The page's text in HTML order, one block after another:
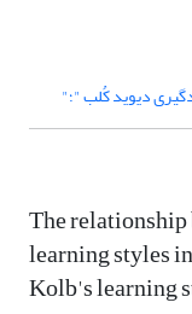
دیوید کُلب "؛"
The
learning styles
Kolb's learning